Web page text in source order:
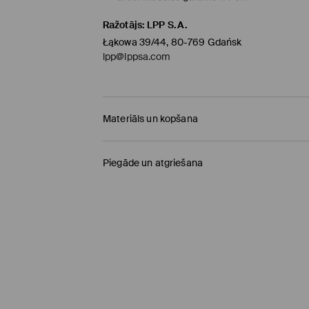
Ražotājs: LPP S.A.
Łąkowa 39/44, 80-769 Gdańsk
lpp@lppsa.com
Materiāls un kopšana
Pamatmateriāls
100% POLIESTERIS
Odere: 100% POLIESTERIS
Piegāde un atgriešana